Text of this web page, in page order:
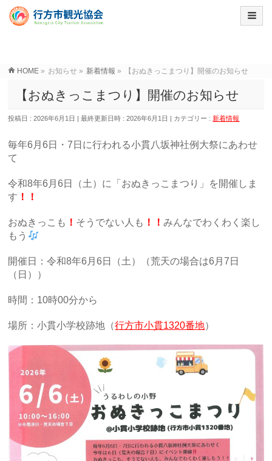
HOME » お知らせ » 新着情報 » 【おぬきっこまつり】開催のお知らせ
【おぬきっこまつり】開催のお知らせ
投稿日 : 2026年6月1日 最終更新日時 : 2026年6月1日 カテゴリー : 新着情報
毎年6月6日・7日に行われる小貫八坂神社例大祭にあわせ
て
令和8年6月6日（土）に「おぬきっこまつり」を開催しま
す ！！
おぬきっこも ！ そうでない人も ！！みんなでわくわく楽し
もう
開催日：令和8年6月6日（土）（荒天の場合は6月7日
（日））
時間：10時00分から
場所：小貫小学校跡地（行方市小貫1320番地）